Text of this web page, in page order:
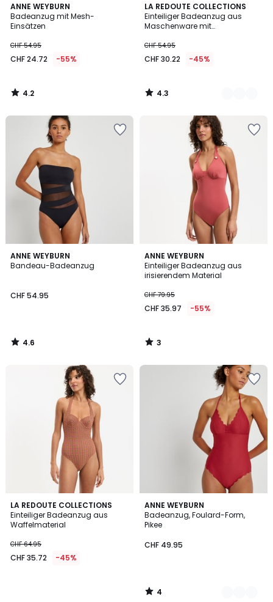
ANNE WEYBURN
Badeanzug mit Mesh-
Einsätzen
CHF 54.95
CHF 24.72 -55%
4.2
/ 5
4.2
/
LA REDOUTE COLLECTIONS
Einteiliger Badeanzug aus
Maschenware mit
CHF 54.95
CHF 30.22 -45%
4.3
/ 5
2
Farben
4.3
/
ANNE WEYBURN
Bandeau-Badeanzug
CHF 54.95
4.6
/ 5
4.6
/
ANNE WEYBURN
Einteiliger Badeanzug aus
irisierendem Material
CHF 79.95
CHF 35.97 -55%
3
/
5
3
/
LA REDOUTE COLLECTIONS
Einteiliger Badeanzug aus
Waffelmaterial
CHF 64.95
CHF 35.72 -45%
ANNE WEYBURN
Badeanzug, Foulard-Form,
Pikee
CHF 49.95
4
/
5
2
Farben
4
/